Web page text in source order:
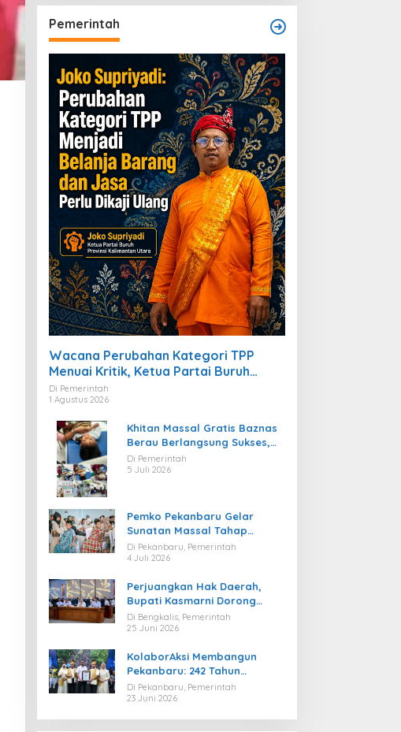
Pemerintah
Wacana Perubahan Kategori TPP
Menuai Kritik, Ketua Partai Buruh
Kaltara Tekankan Kepatuhan Regulasi
Di Pemerintah
1 Agustus 2026
Khitan Massal Gratis Baznas
Berau Berlangsung Sukses,
Hadirkan Kebahagiaan bagi
Puluhan Anak
Di Pemerintah
5 Juli 2026
Pemko Pekanbaru Gelar
Sunatan Massal Tahap
Kedua, 100 Anak Ikuti Khitan
Gratis
Di Pekanbaru, Pemerintah
4 Juli 2026
Perjuangkan Hak Daerah,
Bupati Kasmarni Dorong
BUMD PT BLJ Diprioritaskan
Kelola Migas
Di Bengkalis, Pemerintah
25 Juni 2026
KolaborAksi Membangun
Pekanbaru: 242 Tahun
Melangkah Menuju Kota yang
Lebih Maju
Di Pekanbaru, Pemerintah
23 Juni 2026